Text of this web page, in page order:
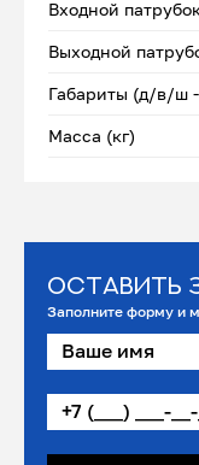
Входной
Выходной
Габариты (д/в/ш
Масса (кг)
Оставить
Заполните форму и